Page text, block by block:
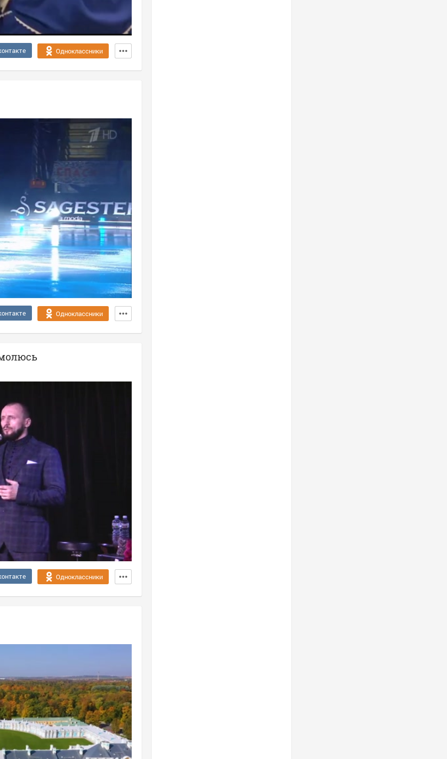
Одноклассники
Одноклассники
Одноклассники